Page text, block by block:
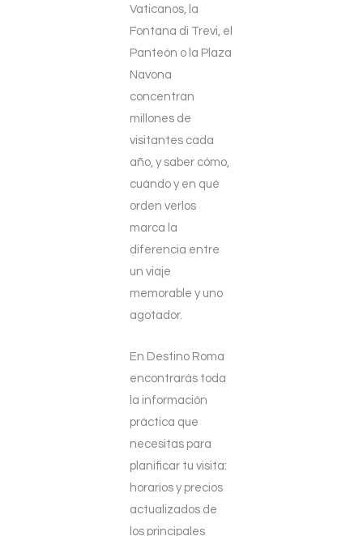
Vaticanos, la
Fontana di Trevi, el
Panteón o la Plaza
Navona
concentran
millones de
visitantes cada
año, y saber cómo,
cuándo y en qué
orden verlos
marca la
diferencia entre
un viaje
memorable y uno
agotador.
En Destino Roma
encontrarás toda
la información
práctica que
necesitas para
planificar tu visita:
horarios y precios
actualizados de
los principales